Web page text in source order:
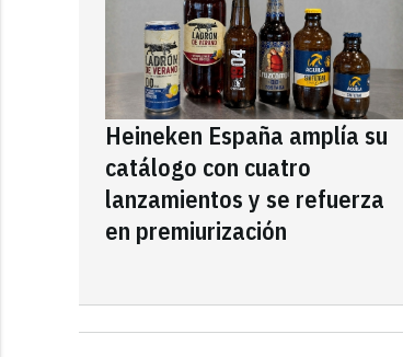
Heineken España amplía su
catálogo con cuatro
lanzamientos y se refuerza
en premiurización